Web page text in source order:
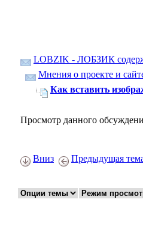
LOBZIK - ЛОБЗИК
Мнения о проекте и
Как вставить
Просмотр данного
Вниз Предыдущая